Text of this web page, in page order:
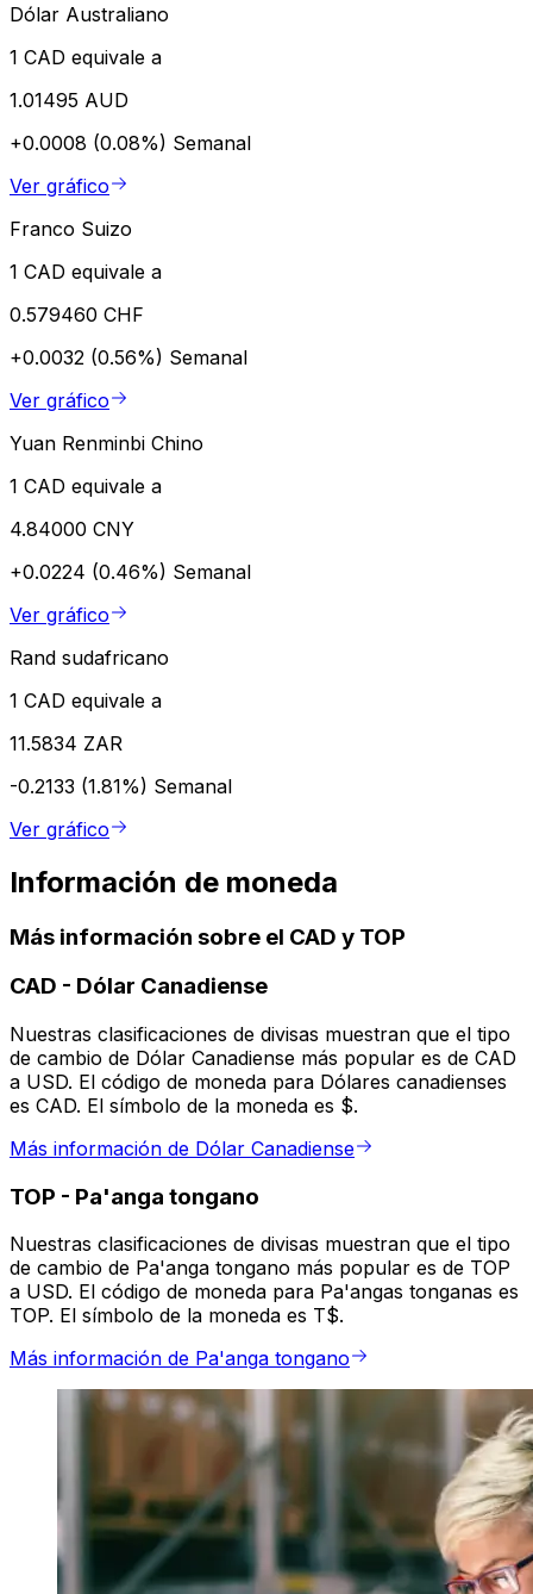
Dólar Australiano
1 CAD equivale a
1.01495 AUD
+0.0008 (0.08%) Semanal
Ver gráfico
Franco Suizo
1 CAD equivale a
0.579460 CHF
+0.0032 (0.56%) Semanal
Ver gráfico
Yuan Renminbi Chino
1 CAD equivale a
4.84000 CNY
+0.0224 (0.46%) Semanal
Ver gráfico
Rand sudafricano
1 CAD equivale a
11.5834 ZAR
-0.2133 (1.81%) Semanal
Ver gráfico
Información de moneda
Más información sobre el CAD y TOP
CAD - Dólar Canadiense
Nuestras clasificaciones de divisas muestran que el tipo
de cambio de Dólar Canadiense más popular es de CAD
a USD. El código de moneda para Dólares canadienses
es CAD. El símbolo de la moneda es $.
Más información de Dólar Canadiense
TOP - Pa'anga tongano
Nuestras clasificaciones de divisas muestran que el tipo
de cambio de Pa'anga tongano más popular es de TOP
a USD. El código de moneda para Pa'angas tonganas es
TOP. El símbolo de la moneda es T$.
Más información de Pa'anga tongano